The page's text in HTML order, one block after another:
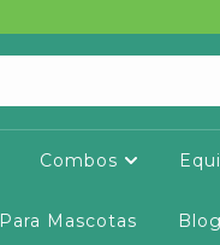
Combos
Para Mascotas Blog